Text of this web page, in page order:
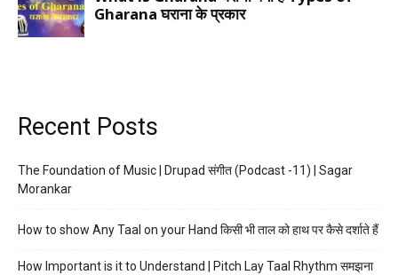
Recent Posts
The Foundation of Music | Drupad संगीत (Podcast -11) | Sagar
Morankar
How to show Any Taal on your Hand किसी भी ताल को हाथ पर कैसे दर्शाते हैं
How Important is it to Understand | Pitch Lay Taal Rhythm समझना